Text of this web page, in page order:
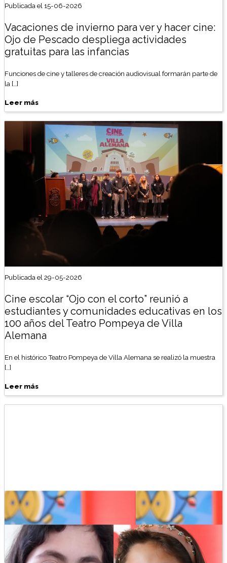
Publicada el 15-06-2026
Vacaciones de invierno para ver y hacer cine:
Ojo de Pescado despliega actividades
gratuitas para las infancias
Funciones de cine y talleres de creación audiovisual formarán parte de
la […]
Leer más
Publicada el 29-05-2026
Cine escolar “Ojo con el corto” reunió a
estudiantes y comunidades educativas en los
100 años del Teatro Pompeya de Villa
Alemana
En el histórico Teatro Pompeya de Villa Alemana se realizó la muestra
[…]
Leer más